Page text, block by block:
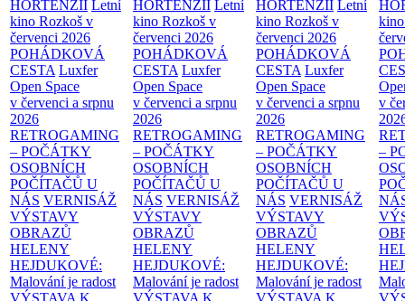
HORTENZIÍ Letní
kino Rozkoš v
červenci 2026
POHÁDKOVÁ
CESTA Luxfer
Open Space
v červenci a srpnu
2026
RETROGAMING
– POČÁTKY
OSOBNÍCH
POČÍTAČŮ U
NÁS VERNISÁŽ
VÝSTAVY
OBRAZŮ
HELENY
HEJDUKOVÉ:
Malování je radost
VÝSTAVA K
HORTENZIÍ Letní
kino Rozkoš v
červenci 2026
POHÁDKOVÁ
CESTA Luxfer
Open Space
v červenci a srpnu
2026
RETROGAMING
– POČÁTKY
OSOBNÍCH
POČÍTAČŮ U
NÁS VERNISÁŽ
VÝSTAVY
OBRAZŮ
HELENY
HEJDUKOVÉ:
Malování je radost
VÝSTAVA K
HORTENZIÍ Letní
kino Rozkoš v
červenci 2026
POHÁDKOVÁ
CESTA Luxfer
Open Space
v červenci a srpnu
2026
RETROGAMING
– POČÁTKY
OSOBNÍCH
POČÍTAČŮ U
NÁS VERNISÁŽ
VÝSTAVY
OBRAZŮ
HELENY
HEJDUKOVÉ:
Malování je radost
VÝSTAVA K
v
–